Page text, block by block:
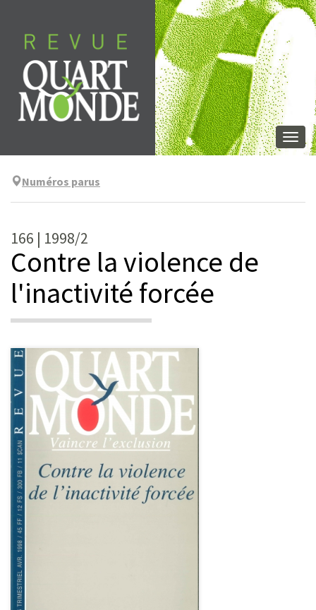
content
Numéros parus
166 | 1998/2
Contre la violence de
l'inactivité forcée